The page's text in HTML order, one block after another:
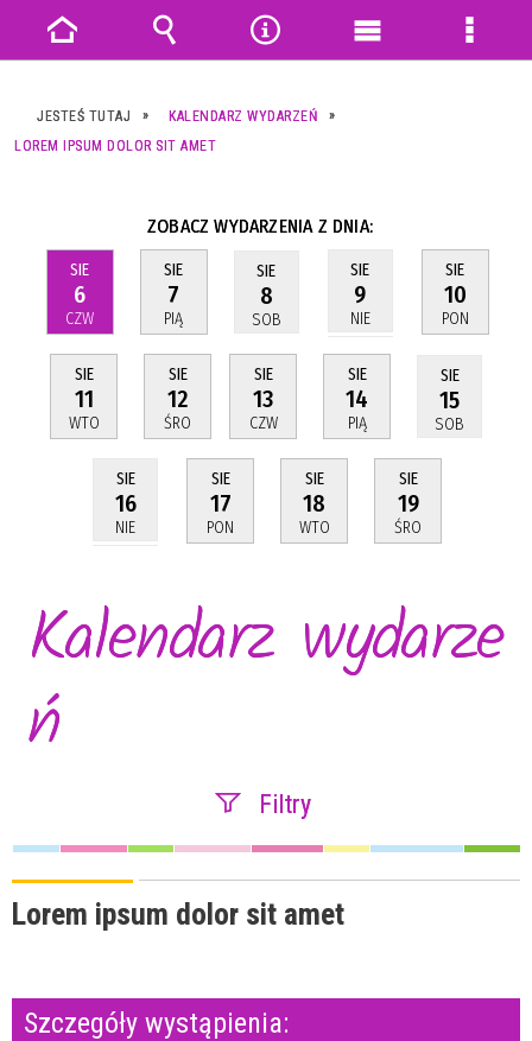
JESTEŚ TUTAJ
KALENDARZ WYDARZEŃ
LOREM IPSUM DOLOR SIT AMET
ZOBACZ WYDARZENIA Z DNIA:
SIE
6
CZW
SIE
7
PIĄ
SIE
8
SOB
SIE
9
NIE
SIE
10
PON
SIE
11
WTO
SIE
12
ŚRO
SIE
13
CZW
SIE
14
PIĄ
SIE
15
SOB
SIE
16
NIE
SIE
17
PON
SIE
18
WTO
SIE
19
ŚRO
Kalendarz wydarze
ń
Filtry
Lorem ipsum dolor sit amet
Szczegóły wystąpienia:
Strona
główna
Wyszukiwarka
NarzędziaMenu
Menu